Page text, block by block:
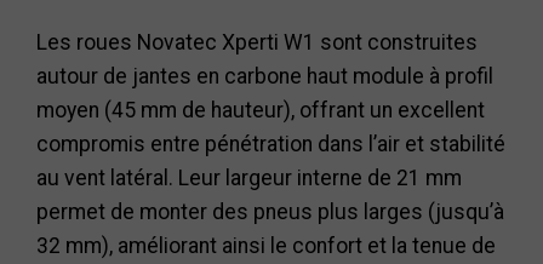
Les roues Novatec Xperti W1 sont construites
autour de jantes en carbone haut module à profil
moyen (45 mm de hauteur), offrant un excellent
compromis entre pénétration dans l’air et stabilité
au vent latéral. Leur largeur interne de 21 mm
permet de monter des pneus plus larges (jusqu’à
32 mm), améliorant ainsi le confort et la tenue de